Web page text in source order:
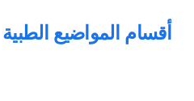
أقسام المواضيع الطبية